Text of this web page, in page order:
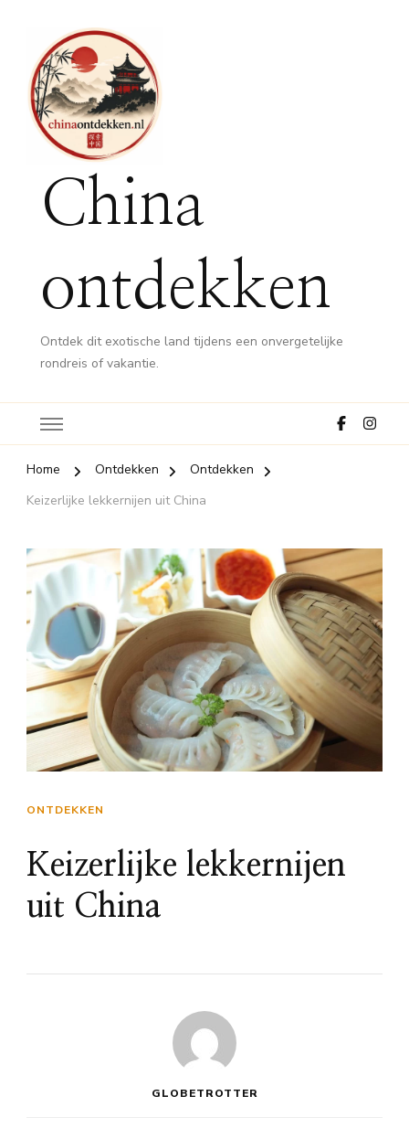
China
ontdekken
Ontdek dit exotische land tijdens een onvergetelijke
rondreis of vakantie.
Home Ontdekken
Ontdekken
Keizerlijke lekkernijen uit China
ONTDEKKEN
Keizerlijke lekkernijen
uit China
GLOBETROTTER